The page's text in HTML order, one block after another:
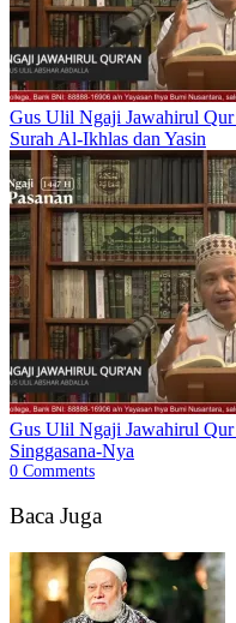
Gus Ulil Ngaji Jawahirul
Surah Al-Ikhlas dan Yasin
Gus Ulil Ngaji Jawahirul
Singgasana-Nya
0 Comments
Baca Juga